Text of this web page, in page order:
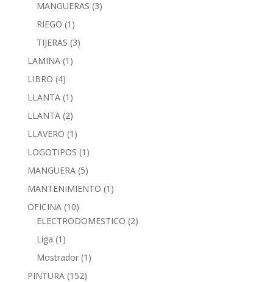
MANGUERAS (3)
RIEGO (1)
TIJERAS (3)
LAMINA (1)
LIBRO (4)
LLANTA (1)
LLANTA (2)
LLAVERO (1)
LOGOTIPOS (1)
MANGUERA (5)
MANTENIMIENTO (1)
OFICINA (10)
ELECTRODOMESTICO (2)
Liga (1)
Mostrador (1)
PINTURA (152)